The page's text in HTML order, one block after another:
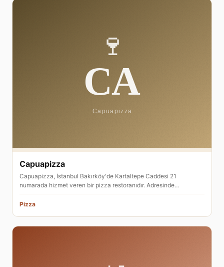
Capuapizza
Capuapizza, İstanbul Bakırköy'de Kartaltepe Caddesi 21
numarada hizmet veren bir pizza restoranıdır. Adresinde…
Pizza